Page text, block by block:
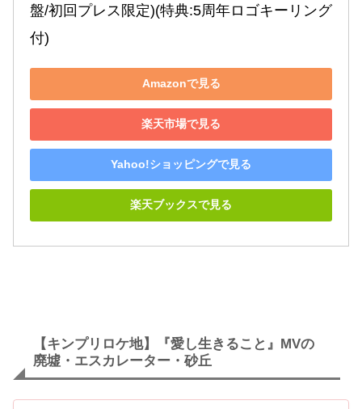
盤/初回プレス限定)(特典:5周年ロゴキーリング
付)
Amazonで見る
楽天市場で見る
Yahoo!ショッピングで見る
楽天ブックスで見る
【キンプリロケ地】『愛し生きること』MVの
廃墟・エスカレーター・砂丘